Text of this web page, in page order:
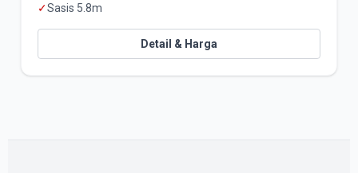
✓Sasis 5.8m
Detail & Harga